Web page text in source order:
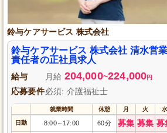
鈴与ケアサービス 株式会社
鈴与ケアサービス 株式会社 清水営
責任者の正社員求人
給与 月給 204,000~224,000円
応募要件必須: 介護福祉士
就業時間 休憩 月 火 水
日勤 8:00～ 17:00 60分 募集 募集 募